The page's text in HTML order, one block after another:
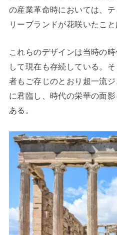
の産業革命時においては、
リーブランドが花咲いたこと
これらのデザインは当時の
して現在も存続している。
者もご存じのとおり超一流
に君臨し、時代の栄華の面
ある。